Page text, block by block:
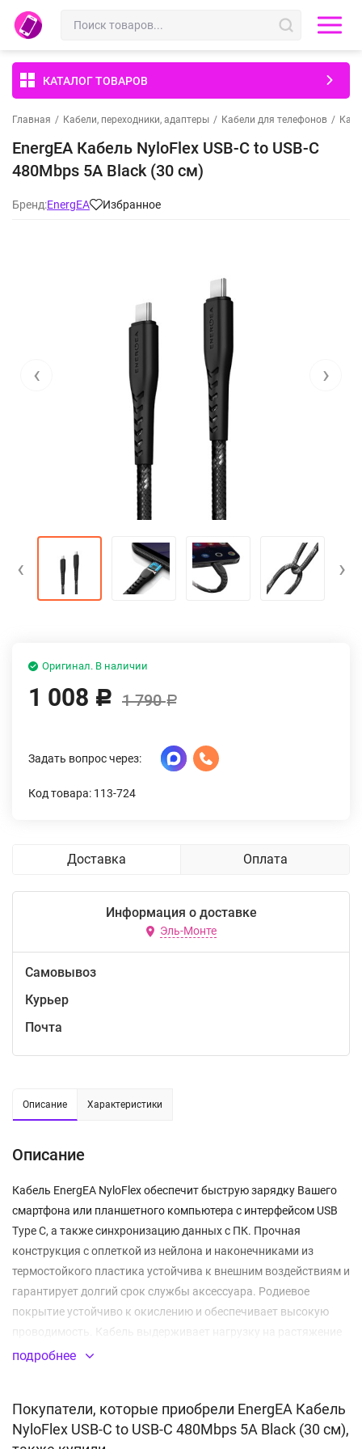
КАТАЛОГ ТОВАРОВ
Главная / Кабели, переходники, адаптеры / Кабели для телефонов /
EnergEA Кабель NyloFlex USB-C to USB-C
480Mbps 5A Black (30 см)
Бренд:EnergEA Избранное
‹ ›
‹ ›
Оригинал. В наличии
1 008 Р 1 790Р
Задать вопрос через:
Код товара: 113-724
Доставка Оплата
Информация о доставке
Эль-Монте
Самовывоз
Курьер
Почта
Описание Характеристики
Описание
Кабель EnergEA NyloFlex обеспечит быструю зарядку Вашего
смартфона или планшетного компьютера с интерфейсом USB
Type C, а также синхронизацию данных с ПК. Прочная
конструкция с оплеткой из нейлона и наконечниками из
термостойкого пластика устойчива к внешним воздействиям и
гарантирует долгий срок службы аксессуара. Родиевое
покрытие устойчиво к окислению и обеспечивает высокую
проводимость. Кабель выдерживает нагрузку на растяжение
в 50 кг и более 50000 циклов сгибания шнура без надломов и
ОСОБЕННОСТИ
Выполнен из прочного материала с нейлоновой оплеткой
подробнее
Покупатели, которые приобрели EnergEA Кабель
NyloFlex USB-C to USB-C 480Mbps 5A Black (30 см),